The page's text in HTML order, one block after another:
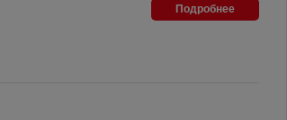
Подробнее